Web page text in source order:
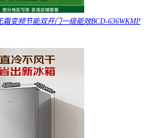
变频节能双开门一级能效BCD-636WKMP